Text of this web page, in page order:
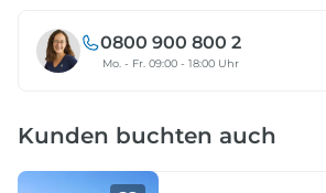
0800 900 800 2
Mo. - Fr. 09:00 - 18:00 Uhr
Kunden buchten auch